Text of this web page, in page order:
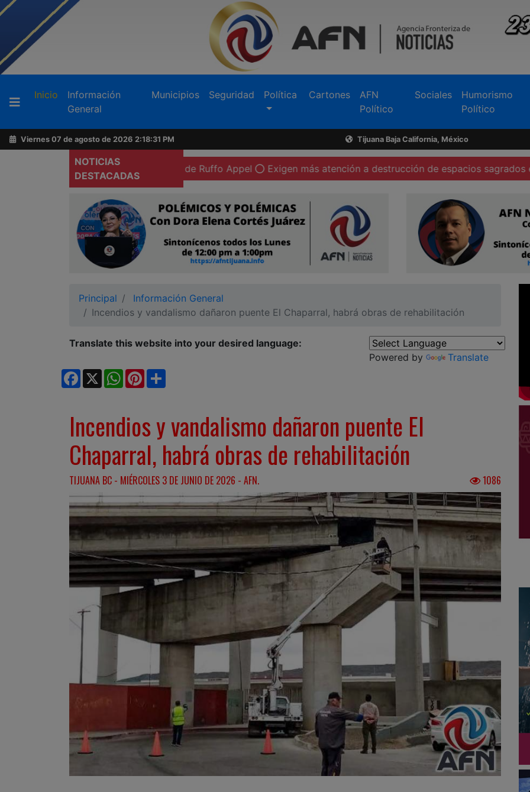
Inicio (current)
Información
General
Municipios Seguridad Política Cartones
AFN
Político
Sociales
Humorismo
Político
Viernes 07 de agosto de 2026 2:18:33 PM Tijuana Baja California, México
NOTICIAS
DESTACADAS
domiciliaria de Ruffo Appel Exigen más atención a destrucción de espacios sagrados en Tecate
Principal
Información General
Incendios y vandalismo dañaron puente El Chaparral, habrá obras de rehabilitación
Translate this website into your desired language:
Powered by
Translate
Facebook
X WhatsApp
Pinterest
Incendios y vandalismo dañaron puente El
Chaparral, habrá obras de rehabilitación
TIJUANA BC - MIÉRCOLES 3 DE JUNIO DE 2026 - AFN. 1086
Buscador
Acerca
de